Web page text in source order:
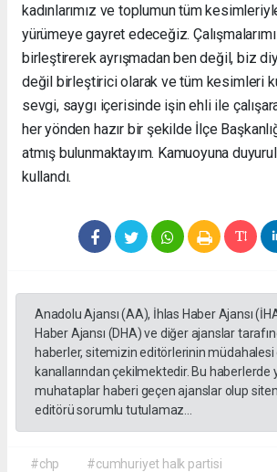
kadınlarımız ve toplumun tüm
yürümeye gayret edeceğiz.
birleştirerek ayrışmadan ben değil, biz
değil birleştirici olarak ve tüm kesimleri
sevgi, saygı içerisinde işin ehli ile
her yönden hazır bir şekilde İlçe
atmış bulunmaktayım. Kamuoyuna
kullandı.
Anadolu Ajansı (AA), İhlas Haber Ajansı
Haber Ajansı (DHA) ve diğer ajanslar
haberler, sitemizin editörlerinin müdahalesi
kanallarından çekilmektedir. Bu haberlerde
muhataplar haberi geçen ajanslar olup
editörü sorumlu tutulamaz...
#chp
#cumhuriyet halk partisi